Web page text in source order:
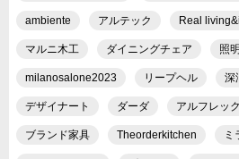
ambiente アルテック Real
マルニ木工 ダイニングチェア 照明
milanosalone2023 リープヘル 深
デザイナート ダーダ アルフレッ
ブランド家具 Theorderkitchen ミ